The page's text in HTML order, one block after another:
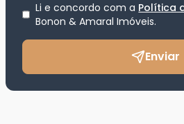
Li e concordo com a Política
Bonon & Amaral Imóveis.
Enviar